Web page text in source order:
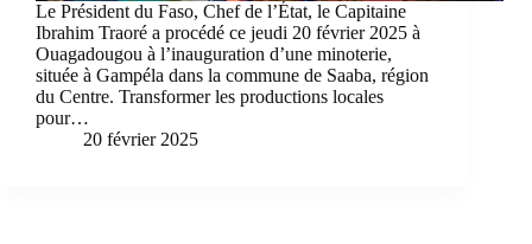
Le Président du Faso, Chef de l’État, le Capitaine
Ibrahim Traoré a procédé ce jeudi 20 février 2025 à
Ouagadougou à l’inauguration d’une minoterie,
située à Gampéla dans la commune de Saaba, région
du Centre. Transformer les productions locales
pour…
20 février 2025